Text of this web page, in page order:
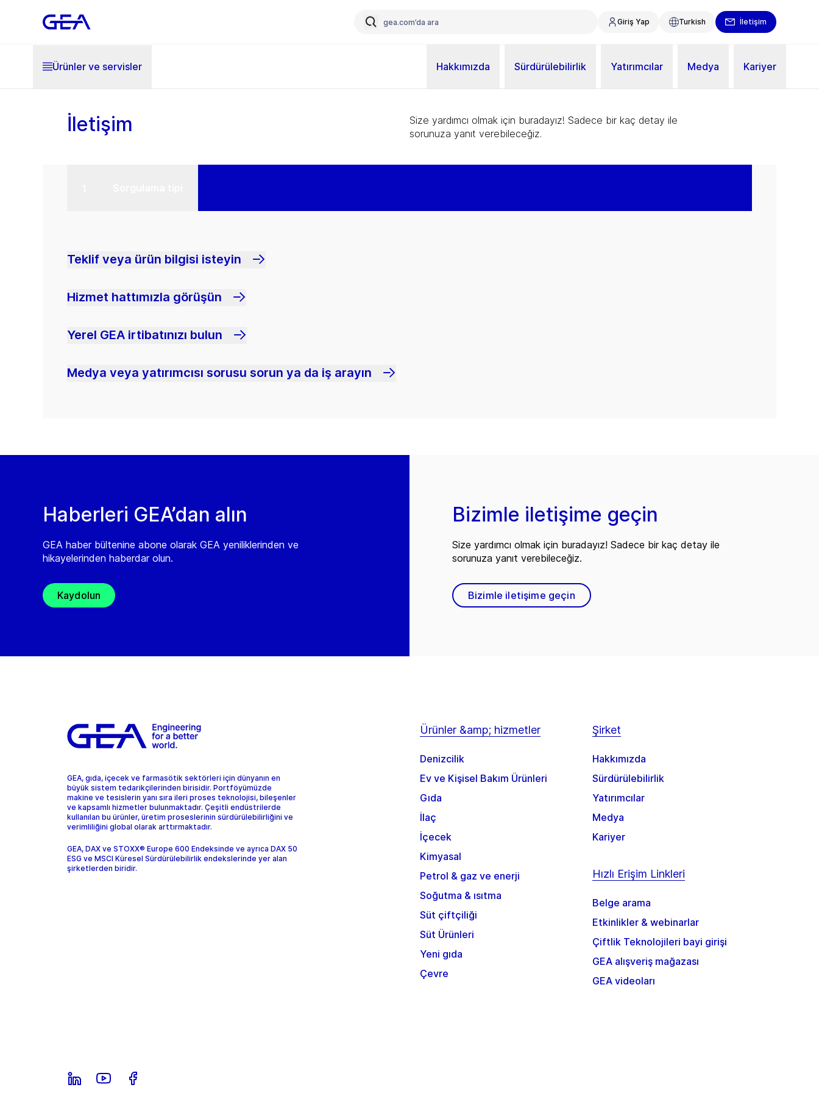
Giriş Yap Turkish İletişim
Ürünler ve servisler Hakkımızda Sürdürülebilirlik Yatırımcılar Medya Kariyer
İletişim
Size yardımcı olmak için buradayız! Sadece bir kaç detay ile
sorunuza yanıt verebileceğiz.
Teklif veya ürün bilgisi isteyin
Hizmet hattımızla görüşün
Yerel GEA irtibatınızı bulun
Medya veya yatırımcısı sorusu sorun ya da iş arayın
Haberleri GEA’dan alın
GEA haber bültenine abone olarak GEA yeniliklerinden ve
hikayelerinden haberdar olun.
Kaydolun
Bizimle iletişime geçin
Size yardımcı olmak için buradayız! Sadece bir kaç detay ile
sorunuza yanıt verebileceğiz.
Bizimle iletişime geçin
GEA, gıda, içecek ve farmasötik sektörleri için dünyanın en
büyük sistem tedarikçilerinden birisidir. Portföyümüzde
makine ve tesislerin yanı sıra ileri proses teknolojisi, bileşenler
ve kapsamlı hizmetler bulunmaktadır. Çeşitli endüstrilerde
kullanılan bu ürünler, üretim proseslerinin sürdürülebilirliğini ve
verimliliğini global olarak arttırmaktadır.
GEA, DAX ve STOXX® Europe 600 Endeksinde ve ayrıca DAX 50
ESG ve MSCI Küresel Sürdürülebilirlik endekslerinde yer alan
şirketlerden biridir.
Ürünler &amp; hizmetler
Denizcilik
Ev ve Kişisel Bakım Ürünleri
Gıda
İlaç
İçecek
Kimyasal
Petrol & gaz ve enerji
Soğutma & ısıtma
Süt çiftçiliği
Süt Ürünleri
Yeni gıda
Çevre
Şirket
Hakkımızda
Sürdürülebilirlik
Yatırımcılar
Medya
Kariyer
Hızlı Erişim Linkleri
Belge arama
Etkinlikler & webinarlar
Çiftlik Teknolojileri bayi girişi
GEA alışveriş mağazası
GEA videoları